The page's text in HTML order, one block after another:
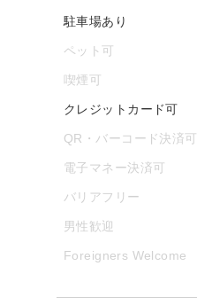
駐車場あり
ペット可
喫煙可
クレジットカード可
QR・バーコード決済可
電子マネー決済可
バリアフリー
男性歓迎
Foreigners Welcome